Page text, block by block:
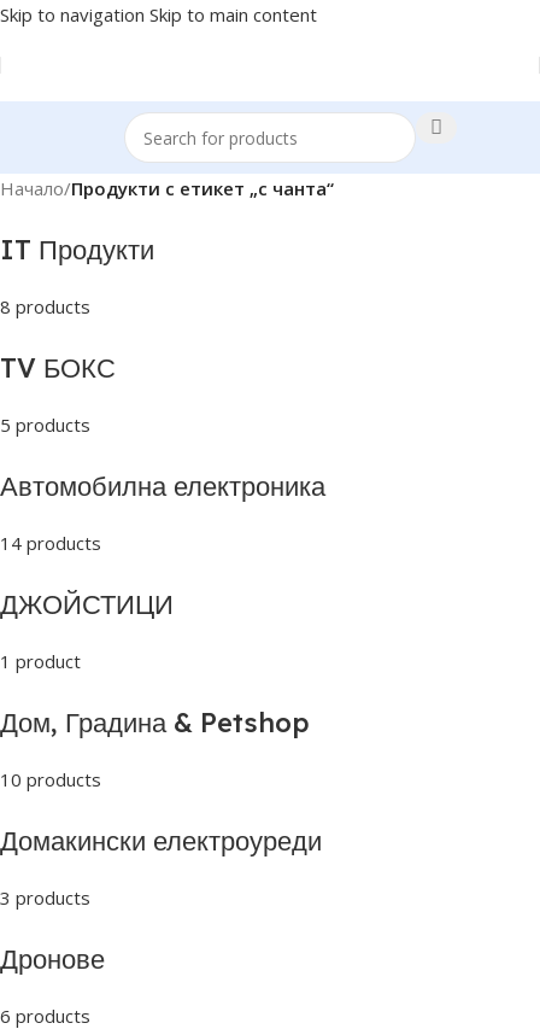
Skip to navigation Skip to main content
Начало/Продукти с етикет „с чанта“
IT Продукти
8 products
TV БОКС
5 products
Автомобилна електроника
14 products
ДЖОЙСТИЦИ
1 product
Дом, Градина & Petshop
10 products
Домакински електроуреди
3 products
Дронове
6 products